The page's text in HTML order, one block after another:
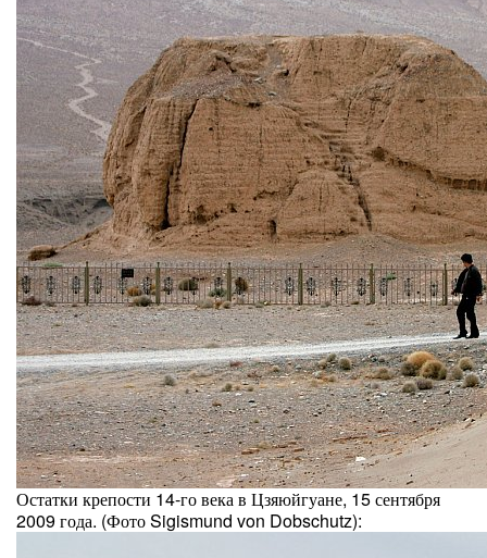
Остатки крепости 14-го века в Цзяюйгуане, 15 сентября
2009 года. (Фото Sigismund von Dobschutz):